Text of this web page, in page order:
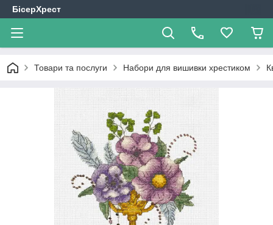
БісерХрест
Товари та послуги Набори для вишивки хрестиком